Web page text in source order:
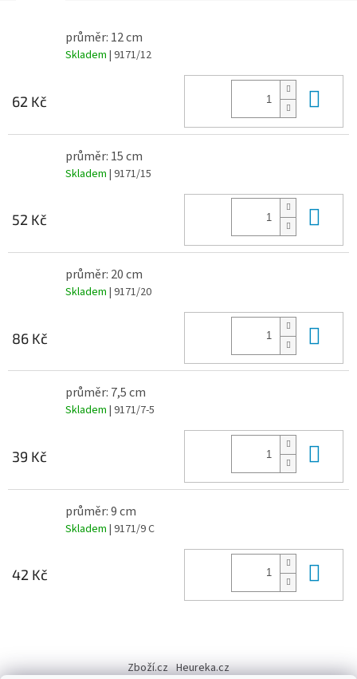
průměr: 12 cm
Skladem | 9171/12
62 Kč
průměr: 15 cm
Skladem | 9171/15
52 Kč
průměr: 20 cm
Skladem | 9171/20
86 Kč
průměr: 7,5 cm
Skladem | 9171/7-5
39 Kč
průměr: 9 cm
Skladem | 9171/9 C
42 Kč
Zboží.cz Heureka.cz